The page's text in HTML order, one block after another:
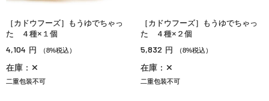
［カドウフーズ］もうゆでちゃっ
た ４種×１個
4,104 円 （8%税込）
在庫：✕
二重包装不可
［カドウフーズ］もうゆでちゃっ
た ４種×２個
5,832 円 （8%税込）
在庫：✕
二重包装不可